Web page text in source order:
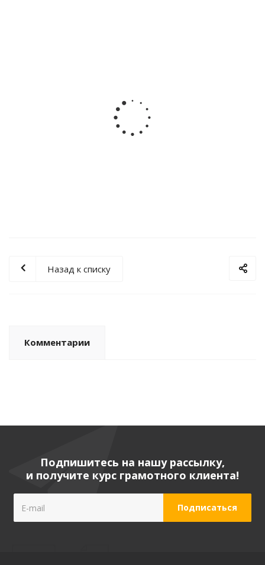
Назад к списку
Комментарии
Подпишитесь на нашу рассылку,
и получите курс грамотного клиента!